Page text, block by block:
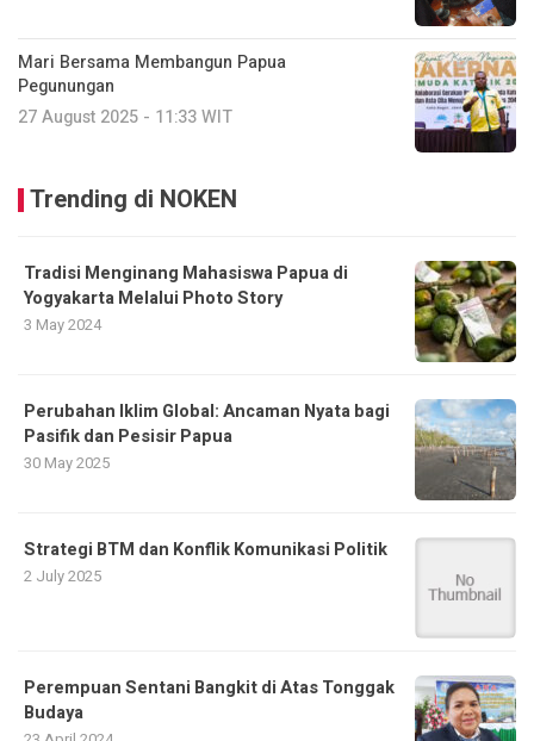
Mari Bersama Membangun Papua
Pegunungan
27 August 2025 - 11:33 WIT
Trending di NOKEN
Tradisi Menginang Mahasiswa Papua di
Yogyakarta Melalui Photo Story
3 May 2024
Perubahan Iklim Global: Ancaman Nyata bagi
Pasifik dan Pesisir Papua
30 May 2025
Strategi BTM dan Konflik Komunikasi Politik
2 July 2025
Perempuan Sentani Bangkit di Atas Tonggak
Budaya